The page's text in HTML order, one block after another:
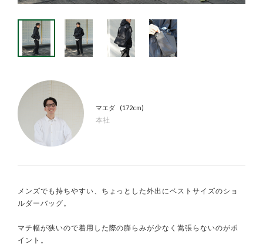
マエダ
本社
172cm
メンズでも持ちやすい、ちょっとした外出にベストサイズのショ
ルダーバッグ。
マチ幅が狭いので着用した際の膨らみが少なく嵩張らないのがポ
イント。